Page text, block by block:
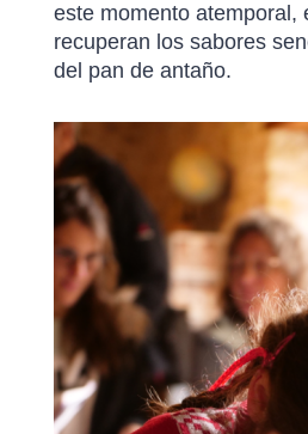
este momento atemporal,
recuperan los sabores
del pan de antaño.